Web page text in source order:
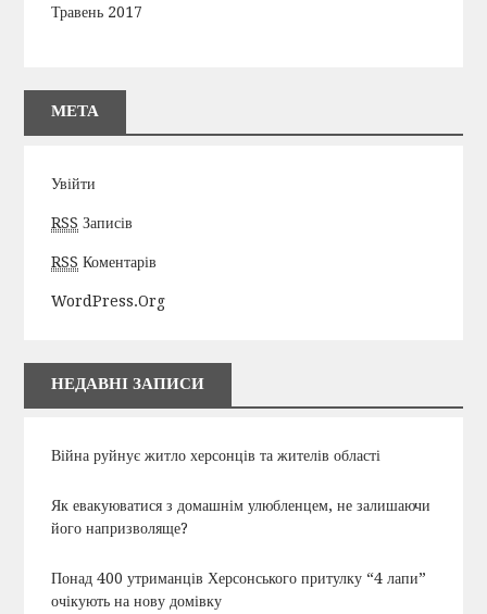
Травень 2017
МЕТА
Увійти
RSS Записів
RSS Коментарів
WordPress.org
НЕДАВНІ ЗАПИСИ
Війна руйнує житло херсонців та жителів області
Як евакуюватися з домашнім улюбленцем, не залишаючи
його напризволяще?
Понад 400 утриманців Херсонського притулку “4 лапи”
очікують на нову домівку